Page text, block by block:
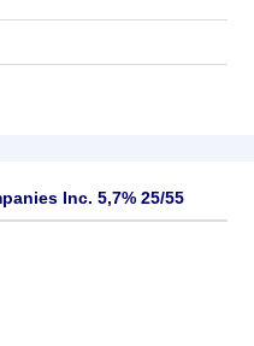
Inc. 5,7% 25/55